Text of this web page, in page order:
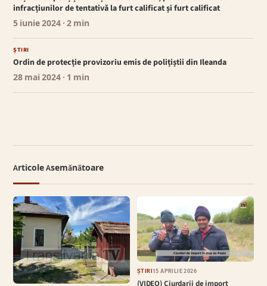
infracțiunilor de tentativă la furt calificat și furt calificat
5 iunie 2024 · 2 min
ȘTIRI
Ordin de protecție provizoriu emis de polițiștii din Ileanda
28 mai 2024 · 1 min
Articole Asemănătoare
ȘTIRI15 APRILIE 2026
(VIDEO) Ciurdarii de import